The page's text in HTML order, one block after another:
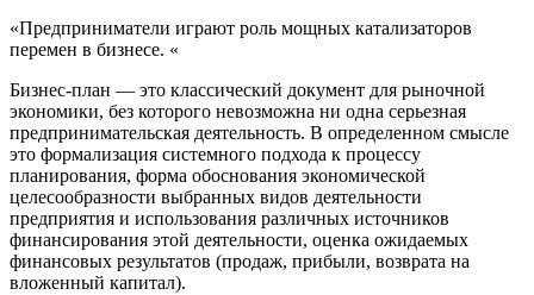
«Предприниматели играют роль мощных катализаторов
перемен в бизнесе. «
Бизнес-план — это классический документ для рыночной
экономики, без которого невозможна ни одна серьезная
предпринимательская деятельность. В определенном смысле
это формализация системного подхода к процессу
планирования, форма обоснования экономической
целесообразности выбранных видов деятельности
предприятия и использования различных источников
финансирования этой деятельности, оценка ожидаемых
финансовых результатов (продаж, прибыли, возврата на
вложенный капитал).